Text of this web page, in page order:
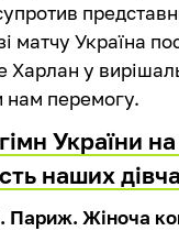
матчу Україна
у
нам перемогу.
України
наших
Париж. Жіноча